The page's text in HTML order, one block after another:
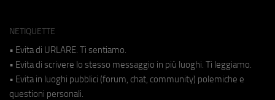
NETIQUETTE
• Evita di URLARE. Ti sentiamo.
• Evita di scrivere lo stesso messaggio in più luoghi. Ti leggiamo.
• Evita in luoghi pubblici (forum, chat, community) polemiche e
questioni personali.